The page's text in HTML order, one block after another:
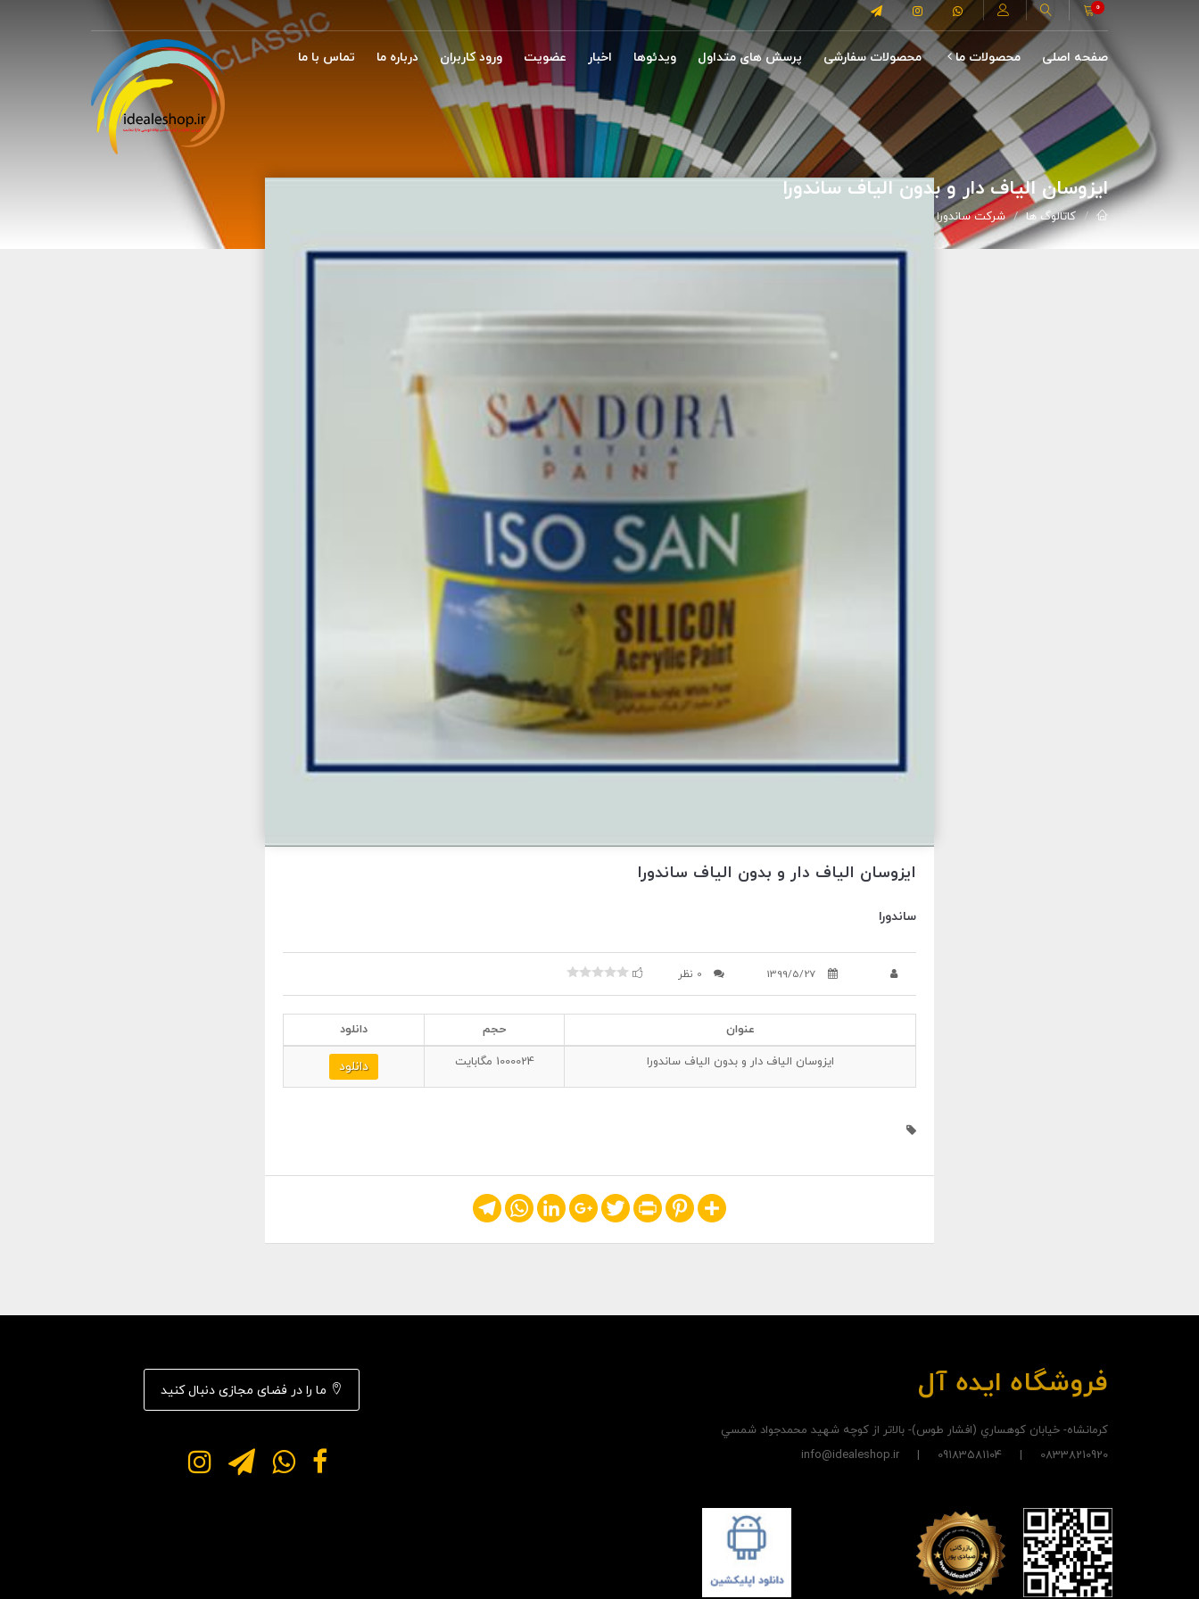
0
صفحه اصلی محصولات ما محصولات سفارشی پرسش های متداول ویدئوها اخبار عضویت ورود کاربران درباره ما تماس با ما
ایزوسان الیاف دار و بدون الیاف ساندورا
کاتالوگ ها شرکت ساندورا (شیمی گران فردا)
ایزوسان الیاف دار و بدون الیاف ساندورا
ساندورا
1399/5/27 0 نظر
عنوان حجم
دانلود
ايزوسان الیاف دار و بدون الیاف ساندورا
1000024 مگابایت دانلود
Share
Pinterest
Print
Twitter
Google+
LinkedIn
WhatsApp
Telegram
فروشگاه ایده آل
کرمانشاه- خيابان کوهساري (افشار طوس)- بالاتر از کوچه شهيد محمدجواد شمسي
08338210920 | 09183581104 | info@idealeshop.ir
ما را در فضای مجازی دنبال کنید